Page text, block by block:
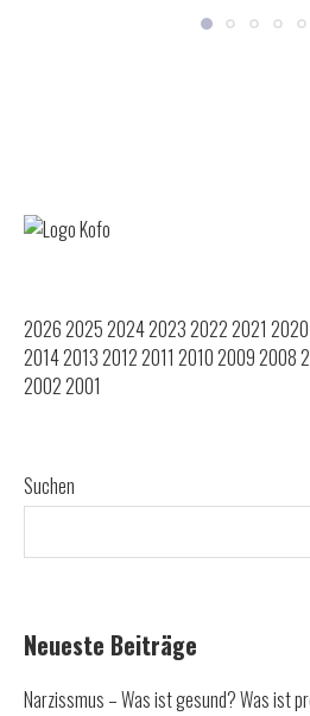
202620252024202320222021 2020
2014201320122011 201020092008
20022001
Suchen
Neueste Beiträge
Narzissmus – Was ist gesund? Was ist